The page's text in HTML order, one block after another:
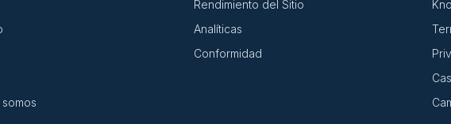
Rendimiento del Sitio
Analíticas
Conformidad